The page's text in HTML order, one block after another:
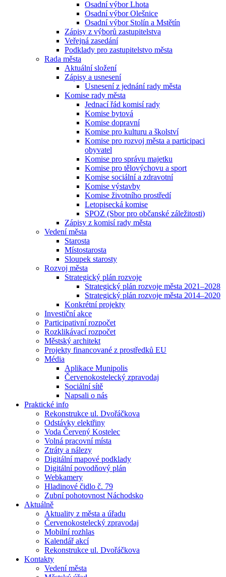
Osadní výbor Lhota
Osadní výbor Olešnice
Osadní výbor Stolín a Mstětín
Zápisy z výborů zastupitelstva
Veřejná zasedání
Podklady pro zastupitelstvo města
Rada města
Aktuální složení
Zápisy a usnesení
Usnesení z jednání rady města
Komise rady města
Jednací řád komisí rady
Komise bytová
Komise dopravní
Komise pro kulturu a školství
Komise pro rozvoj města a participaci
obyvatel
Komise pro správu majetku
Komise pro tělovýchovu a sport
Komise sociální a zdravotní
Komise výstavby
Komise životního prostředí
Letopisecká komise
SPOZ (Sbor pro občanské záležitosti)
Zápisy z komisí rady města
Vedení města
Starosta
Místostarosta
Sloupek starosty
Rozvoj města
Strategický plán rozvoje
Strategický plán rozvoje města 2021–2028
Strategický plán rozvoje města 2014–2020
Konkrétní projekty
Investiční akce
Participativní rozpočet
Rozklikávací rozpočet
Městský architekt
Projekty financované z prostředků EU
Média
Aplikace Munipolis
Červenokostelecký zpravodaj
Sociální sítě
Napsali o nás
Praktické info
Rekonstrukce ul. Dvořáčkova
Odstávky elektřiny
Voda Červený Kostelec
Volná pracovní místa
Ztráty a nálezy
Digitální mapové podklady
Digitální povodňový plán
Webkamery
Hladinové čidlo č. 79
Zubní pohotovnost Náchodsko
Aktuálně
Aktuality z města a úřadu
Červenokostelecký zpravodaj
Mobilní rozhlas
Kalendář akcí
Rekonstrukce ul. Dvořáčkova
Kontakty
Vedení města